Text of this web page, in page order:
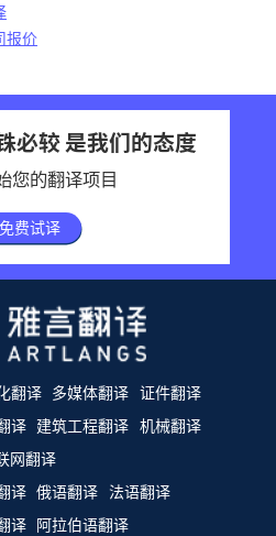
报价
必较 是我们的态度
您的翻译项目
免费试译
翻译 多媒体翻译 证件翻译
译 建筑工程翻译 机械翻译
网翻译
译 俄语翻译
法语翻译
译 阿拉伯语翻译